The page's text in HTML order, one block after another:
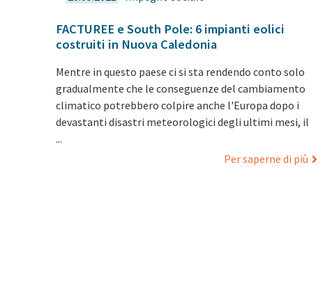
FACTUREE e South Pole: 6 impianti eolici
costruiti in Nuova Caledonia
Mentre in questo paese ci si sta rendendo conto solo
gradualmente che le conseguenze del cambiamento
climatico potrebbero colpire anche l'Europa dopo i
devastanti disastri meteorologici degli ultimi mesi, il
...
Per saperne di più